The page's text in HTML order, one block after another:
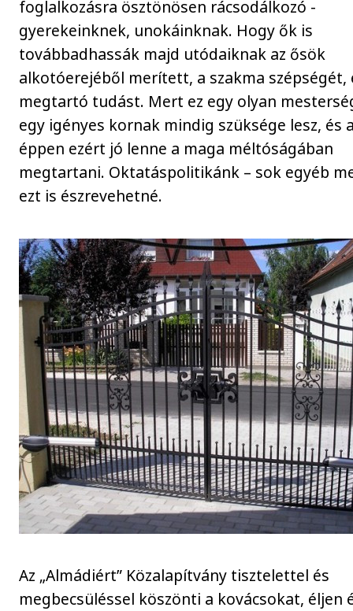
foglalkozásra ösztönösen rácsodálkozó -
gyerekeinknek, unokáinknak. Hogy ők is
továbbadhassák majd utódaiknak az ősök
alkotóerejéből merített, a szakma
megtartó tudást. Mert ez egy olyan
egy igényes kornak mindig szüksége lesz, és
éppen ezért jó lenne a maga méltóságában
megtartani. Oktatáspolitikánk – sok egyéb
ezt is észrevehetné.
Az „Almádiért” Közalapítvány tisztelettel és
megbecsüléssel köszönti a kovácsokat, éljen